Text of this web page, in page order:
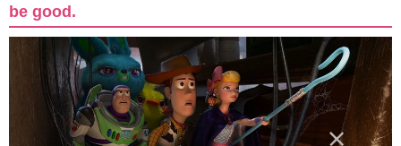
be good.